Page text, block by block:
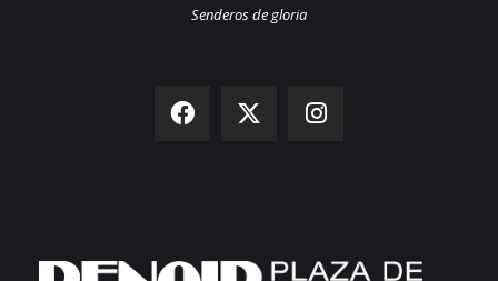
Senderos de gloria